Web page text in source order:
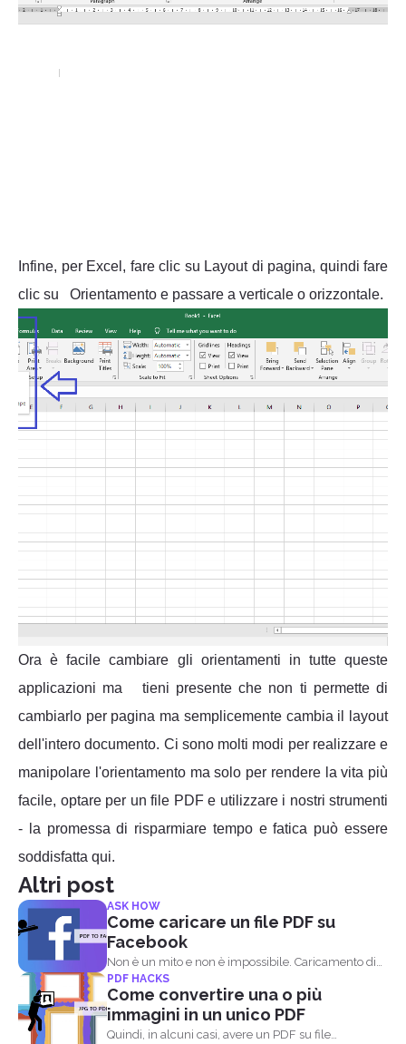
Infine, per Excel, fare clic su Layout di pagina, quindi fare
clic su Orientamento e passare a verticale o orizzontale.
Ora è facile cambiare gli orientamenti in tutte queste
applicazioni ma tieni presente che non ti permette di
cambiarlo per pagina ma semplicemente cambia il layout
dell'intero documento. Ci sono molti modi per realizzare e
manipolare l'orientamento ma solo per rendere la vita più
facile, optare per un file PDF e utilizzare i nostri strumenti
- la promessa di risparmiare tempo e fatica può essere
soddisfatta qui.
Altri post
ASK HOW
Come caricare un file PDF su
Facebook
Non è un mito e non è impossibile. Caricamento di
un file...
PDF HACKS
Come convertire una o più
immagini in un unico PDF
Quindi, in alcuni casi, avere un PDF su file